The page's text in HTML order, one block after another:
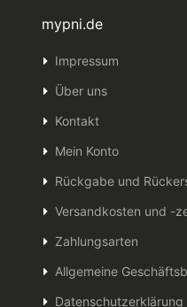
mypni.de
Impressum
Über uns
Kontakt
Mein Konto
Rückgabe und
Versandkosten und -
Zahlungsarten
Allgemeine
Datenschutzerklärung